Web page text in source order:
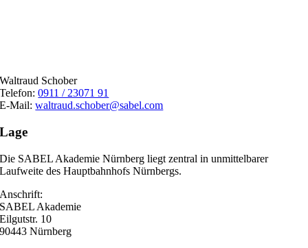
Waltraud Schober
Telefon:0911 / 23071 91
E-Mail:waltraud.schober@sabel.com
Lage
Die SABEL Akademie Nürnberg liegt zentral in unmittelbarer
Laufweite des Hauptbahnhofs Nürnbergs.
Anschrift:
SABEL Akademie
Eilgutstr. 10
90443 Nürnberg